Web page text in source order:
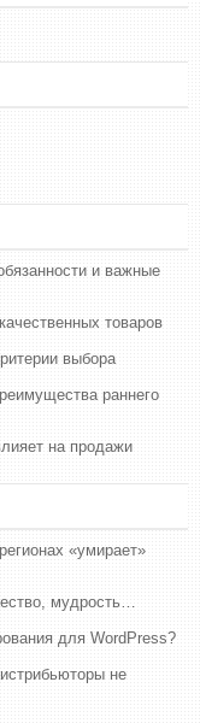
и важные
товаров
выбора
раннего
на продажи
«умирает»
мудрость…
для WordPress?
не